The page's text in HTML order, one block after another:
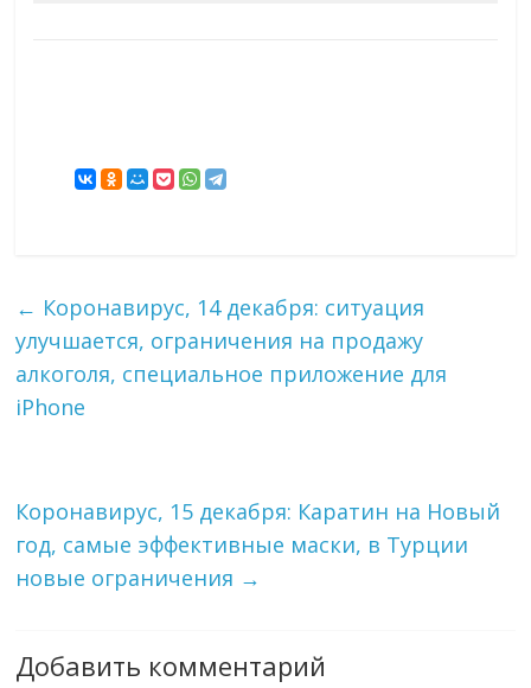
← Коронавирус, 14 декабря: ситуация
улучшается, ограничения на продажу
алкоголя, специальное приложение для
iPhone
Коронавирус, 15 декабря: Каратин на Новый
год, самые эффективные маски, в Турции
новые ограничения →
Добавить комментарий